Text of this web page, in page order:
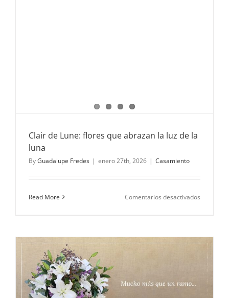
Clair de Lune: flores que abrazan la luz de la
luna
ByGuadalupe Fredes | enero 27th, 2026 | Casamiento
Read More Comentarios desactivados
que